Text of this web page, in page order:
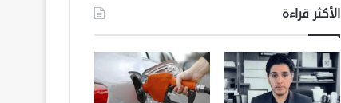
الأكثر قراءة